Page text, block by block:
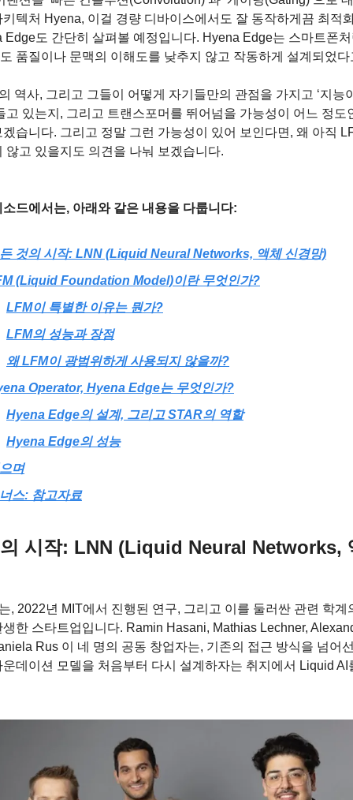
텍처 Hyena, 이걸 경량 디바이스에서도 잘 동작하게끔 최적
Edge도 간단히 살펴볼 예정입니다. Hyena Edge는 스마트폰
품질이나 문맥의 이해도를 낮추지 않고 작동하게 설계되었다
역사, 그리고 그들이 어떻게 자기들만의 관점을 가지고 ‘지능
고 있는지, 그리고 트랜스포머를 뛰어넘을 가능성이 어느 정도
습니다. 그리고 정말 그런 가능성이 있어 보인다면, 왜 아직
않고 있을지도 의견을 나눠 보겠습니다.
드에서는, 아래와 같은 내용을 다룹니다:
것의 시작: LNN (Liquid Neural Networks, 액체 신경망)
(Liquid Foundation Model)이란 무엇인가?
LFM이 특별한 이유는 뭔가?
LFM의 성능과 장점
왜 LFM이 광범위하게 사용되지 않을까?
Operator, Hyena Edge는 무엇인가?
Hyena Edge의 설계, 그리고 STAR의 역할
Hyena Edge의 성능
며
스: 참고자료
시작: LNN (Liquid Neural Networks,
, 2022년 MIT에서 진행된 연구, 그리고 이를 둘러싼 관련 학계
한 스타트업입니다. Ramin Hasani, Mathias Lechner,
Rus 이 네 명의 공동 창업자는, 기존의 접근 방식을 넘어
데이션 모델을 처음부터 다시 설계하자는 취지에서 Liquid AI